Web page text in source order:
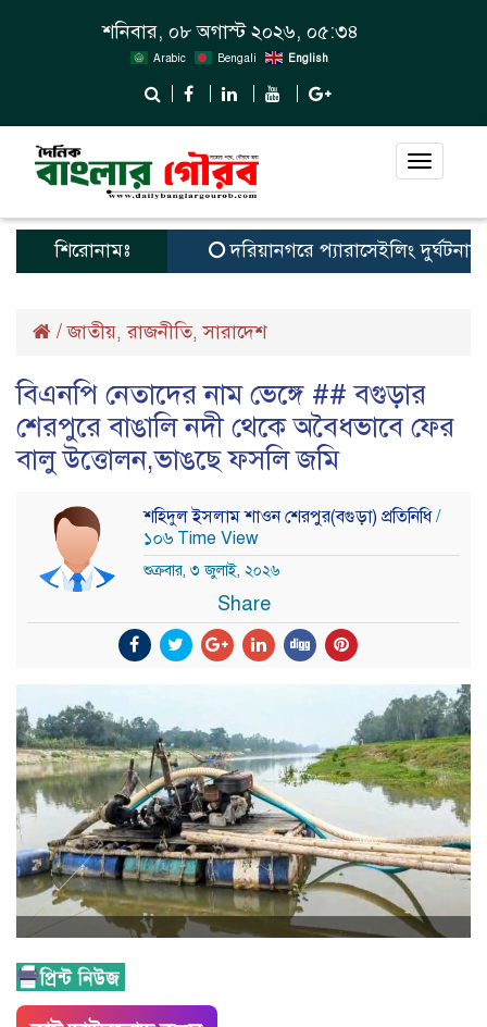
শনিবার, ০৮ অগাস্ট ২০২৬, ০৫:৩৪
Arabic Bengali English
Toggle
শিরোনামঃ দরিয়ানগরে প্যারাসেইলিং দুর্ঘটনায়
/জাতীয়,রাজনীতি,সারাদেশ
বিএনপি নেতাদের নাম ভেঙ্গে ## বগুড়ার
শেরপুরে বাঙালি নদী থেকে অবৈধভাবে ফের
বালু উত্তোলন,ভাঙছে ফসলি জমি
শহিদুল ইসলাম শাওন শেরপুর(বগুড়া) প্রতিনিধি/
১০৬ Time View
শুক্রবার, ৩ জুলাই, ২০২৬
Share